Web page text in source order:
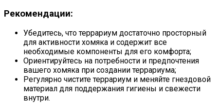
Рекомендации:
Убедитесь, что террариум достаточно просторный
для активности хомяка и содержит все
необходимые компоненты для его комфорта;
Ориентируйтесь на потребности и предпочтения
вашего хомяка при создании террариума;
Регулярно чистите террариум и меняйте гнездовой
материал для поддержания гигиены и свежести
внутри.